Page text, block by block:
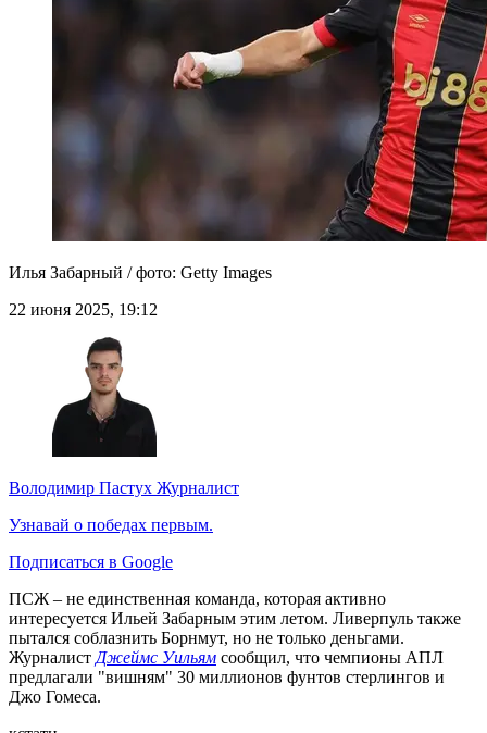
Илья Забарный / фото: Getty Images
22 июня 2025, 19:12
Володимир Пастух Журналист
Узнавай о победах первым.
Подписаться в Google
ПСЖ – не единственная команда, которая активно
интересуется Ильей Забарным этим летом. Ливерпуль также
пытался соблазнить Борнмут, но не только деньгами.
Журналист Джеймс Уильям сообщил, что чемпионы АПЛ
предлагали "вишням" 30 миллионов фунтов стерлингов и
Джо Гомеса.